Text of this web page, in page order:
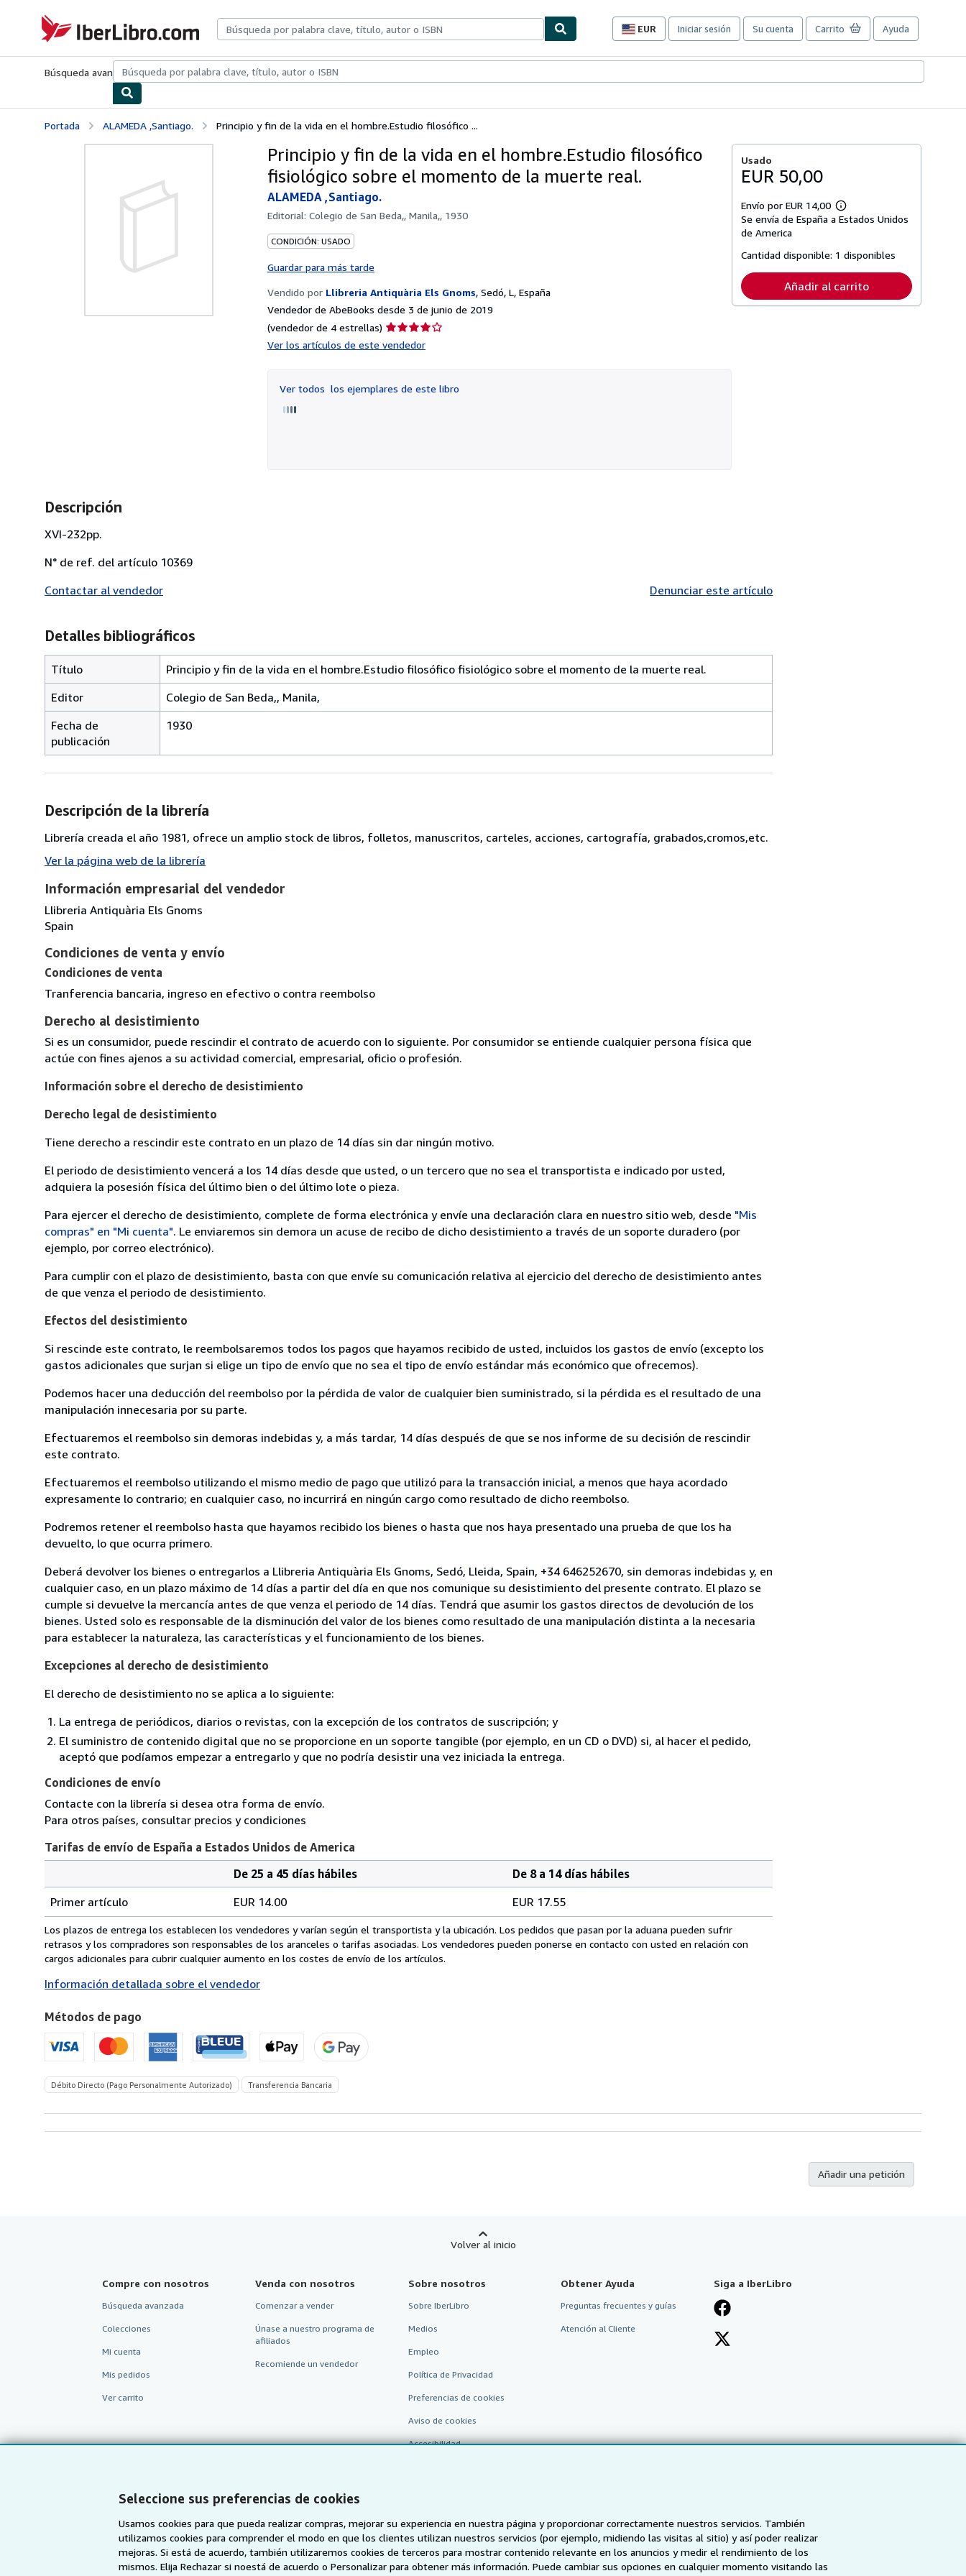
Seleccione sus preferencias de cookies
Usamos cookies para que pueda realizar compras, mejorar su experiencia en nuestra página y proporcionar correctamente nuestros servicios. También
utilizamos cookies para comprender el modo en que los clientes utilizan nuestros servicios (por ejemplo, midiendo las visitas al sitio) y así poder realizar
mejoras. Si está de acuerdo, también utilizaremos cookies de terceros para mostrar contenido relevante en los anuncios y medir el rendimiento de los
mismos. Elija Rechazar si noestá de acuerdo o Personalizar para obtener más información. Puede cambiar sus opciones en cualquier momento visitando las
IberLibro.com
EUR
Preferencias
compra
sitio.
Iniciar sesión Su cuenta Carrito Ayuda
Búsqueda avanzadaColecciones Libros antiguosArte y coleccionismo
Portada ALAMEDA ,Santiago. Principio y fin de la vida en el hombre.Estudio filosófico ...
Principio y fin de la vida en el hombre.Estudio filosófico
fisiológico sobre el momento de la muerte real.
ALAMEDA ,Santiago.
Editorial: Colegio de San Beda,, Manila,, 1930
CONDICIÓN: USADO
Guardar para más tarde
Vendido por Llibreria Antiquària Els Gnoms, Sedó, L, España
Vendedor de AbeBooks desde 3 de junio de 2019
(vendedor de 4 estrellas) Calificación
Ver los artículos de este vendedor
Ver todos los ejemplares de este libro
Usado
EUR 50,00
Envío por EUR 14,00
Más
información
tarifas
envío
Se envía de España a Estados Unidos
de America
Cantidad disponible: 1 disponibles
Añadir al carrito
Descripción
XVI-232pp.
N° de ref. del artículo 10369
Contactar al vendedor
Denunciar este artículo
Detalles bibliográficos
Título
Principio y fin de la vida en el hombre.Estudio filosófico fisiológico sobre el momento de la muerte real.
Editor
Colegio de San Beda,, Manila,
Fecha de
publicación
1930
Descripción de la librería
Librería creada el año 1981, ofrece un amplio stock de libros, folletos, manuscritos, carteles, acciones, cartografía, grabados,cromos,etc.
Ver la página web de la librería
Información empresarial del vendedor
Llibreria Antiquària Els Gnoms
Spain
Condiciones de venta y envío
Condiciones de venta
Tranferencia bancaria, ingreso en efectivo o contra reembolso
Derecho al desistimiento
Si es un consumidor, puede rescindir el contrato de acuerdo con lo siguiente. Por consumidor se entiende cualquier persona física que
actúe con fines ajenos a su actividad comercial, empresarial, oficio o profesión.
Información sobre el derecho de desistimiento
Derecho legal de desistimiento
Tiene derecho a rescindir este contrato en un plazo de 14 días sin dar ningún motivo.
El periodo de desistimiento vencerá a los 14 días desde que usted, o un tercero que no sea el transportista e indicado por usted,
adquiera la posesión física del último bien o del último lote o pieza.
Para ejercer el derecho de desistimiento, complete de forma electrónica y envíe una declaración clara en nuestro sitio web, desde "Mis
compras" en "Mi cuenta". Le enviaremos sin demora un acuse de recibo de dicho desistimiento a través de un soporte duradero (por
ejemplo, por correo electrónico).
Para cumplir con el plazo de desistimiento, basta con que envíe su comunicación relativa al ejercicio del derecho de desistimiento antes
de que venza el periodo de desistimiento.
Efectos del desistimiento
Si rescinde este contrato, le reembolsaremos todos los pagos que hayamos recibido de usted, incluidos los gastos de envío (excepto los
gastos adicionales que surjan si elige un tipo de envío que no sea el tipo de envío estándar más económico que ofrecemos).
Podemos hacer una deducción del reembolso por la pérdida de valor de cualquier bien suministrado, si la pérdida es el resultado de una
manipulación innecesaria por su parte.
Efectuaremos el reembolso sin demoras indebidas y, a más tardar, 14 días después de que se nos informe de su decisión de rescindir
este contrato.
Efectuaremos el reembolso utilizando el mismo medio de pago que utilizó para la transacción inicial, a menos que haya acordado
expresamente lo contrario; en cualquier caso, no incurrirá en ningún cargo como resultado de dicho reembolso.
Podremos retener el reembolso hasta que hayamos recibido los bienes o hasta que nos haya presentado una prueba de que los ha
devuelto, lo que ocurra primero.
Deberá devolver los bienes o entregarlos a Llibreria Antiquària Els Gnoms, Sedó, Lleida, Spain, +34 646252670, sin demoras indebidas y, en
cualquier caso, en un plazo máximo de 14 días a partir del día en que nos comunique su desistimiento del presente contrato. El plazo se
cumple si devuelve la mercancía antes de que venza el periodo de 14 días. Tendrá que asumir los gastos directos de devolución de los
bienes. Usted solo es responsable de la disminución del valor de los bienes como resultado de una manipulación distinta a la necesaria
para establecer la naturaleza, las características y el funcionamiento de los bienes.
Excepciones al derecho de desistimiento
El derecho de desistimiento no se aplica a lo siguiente:
La entrega de periódicos, diarios o revistas, con la excepción de los contratos de suscripción; y
El suministro de contenido digital que no se proporcione en un soporte tangible (por ejemplo, en un CD o DVD) si, al hacer el pedido,
aceptó que podíamos empezar a entregarlo y que no podría desistir una vez iniciada la entrega.
Condiciones de envío
Contacte con la librería si desea otra forma de envío.
Para otros países, consultar precios y condiciones
Tarifas de envío de España a Estados Unidos de America
de
envío
de
España
Estados
de
America
pedido
De 25 a 45 días hábiles
De 8 a 14 días hábiles
Primer artículo
EUR 14.00 EUR 17.55
Los plazos de entrega los establecen los vendedores y varían según el transportista y la ubicación. Los pedidos que pasan por la aduana pueden sufrir
retrasos y los compradores son responsables de los aranceles o tarifas asociadas. Los vendedores pueden ponerse en contacto con usted en relación con
cargos adicionales para cubrir cualquier aumento en los costes de envío de los artículos.
Información detallada sobre el vendedor
Métodos de pago
Débito Directo (Pago Personalmente Autorizado) Transferencia Bancaria
Añadir una petición
Volver al inicio
Compre con nosotros
Búsqueda avanzada
Colecciones
Mi cuenta
Mis pedidos
Ver carrito
Venda con nosotros
Comenzar a vender
Únase a nuestro programa de
afiliados
Recomiende un vendedor
Sobre nosotros
Sobre IberLibro
Medios
Empleo
Política de Privacidad
Preferencias de cookies
Aviso de cookies
Accesibilidad
Obtener Ayuda
Preguntas frecuentes y guías
Atención al Cliente
Siga a IberLibro
AbeBooks.com AbeBooks.co.uk AbeBooks.de AbeBooks.fr AbeBooks.it AbeBooks Aus/NZ AbeBooks.ca ZVAB.com